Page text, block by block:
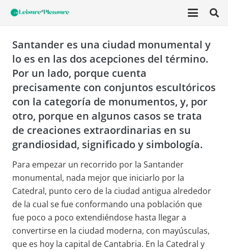
Santander es una ciudad monumental y
lo es en las dos acepciones del término.
Por un lado, porque cuenta
precisamente con conjuntos escultóricos
con la categoría de monumentos, y, por
otro, porque en algunos casos se trata
de creaciones extraordinarias en su
grandiosidad, significado y simbología.
Para empezar un recorrido por la Santander
monumental, nada mejor que iniciarlo por la
Catedral, punto cero de la ciudad antigua alrededor
de la cual se fue conformando una población que
fue poco a poco extendiéndose hasta llegar a
convertirse en la ciudad moderna, con mayúsculas,
que es hoy la capital de Cantabria. En la Catedral y